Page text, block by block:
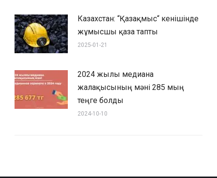
Казахстан: “Қазақмыс“ кенішінде
жұмысшы қаза тапты
2025-01-21
2024 жылы медиана
жалақысының мәні 285 мың
теңге болды
2024-10-10